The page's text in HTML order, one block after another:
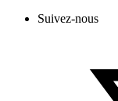
Suivez-nous